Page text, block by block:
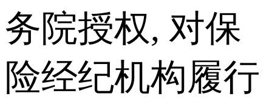
务院授权, 对保
险经纪机构履行